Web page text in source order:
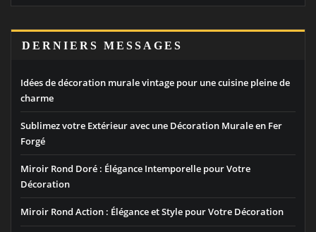
DERNIERS MESSAGES
Idées de décoration murale vintage pour une cuisine pleine de
charme
Sublimez votre Extérieur avec une Décoration Murale en Fer
Forgé
Miroir Rond Doré : Élégance Intemporelle pour Votre
Décoration
Miroir Rond Action : Élégance et Style pour Votre Décoration